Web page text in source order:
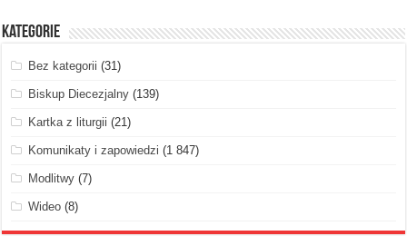
Kategorie
Bez kategorii (31)
Biskup Diecezjalny (139)
Kartka z liturgii (21)
Komunikaty i zapowiedzi (1 847)
Modlitwy (7)
Wideo (8)